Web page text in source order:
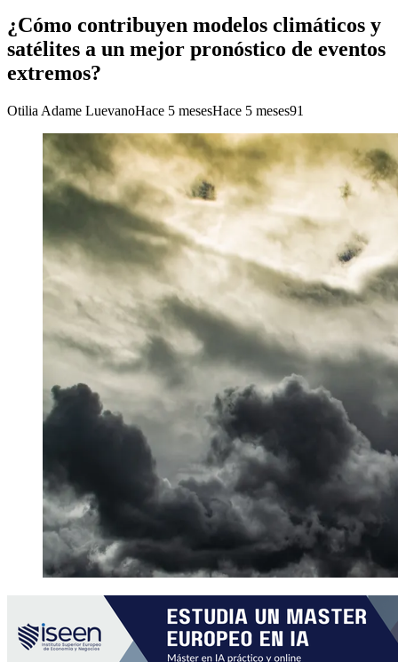
¿Cómo contribuyen modelos climáticos y
satélites a un mejor pronóstico de eventos
extremos?
Otilia Adame LuevanoHace 5 mesesHace 5 meses91